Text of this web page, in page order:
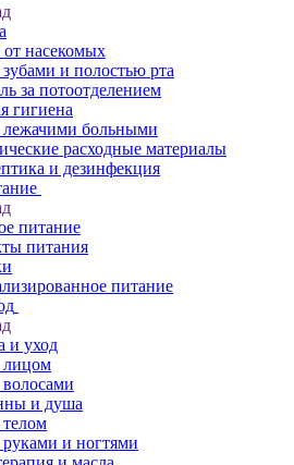
насекомых
зубами и полостью рта
за потоотделением
гигиена
лежачими больными
расходные материалы
и дезинфекция
питание
питания
питание
и уход
лицом
волосами
и душа
телом
руками и ногтями